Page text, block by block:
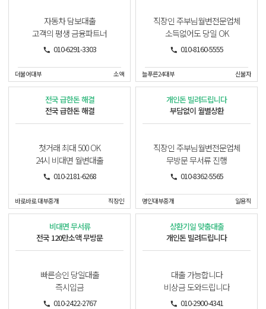
자동차 담보대출
고객의 평생 금융파트너
010-6291-3303
더불어대부 소액
직장인 주부님월변전문업체
소득없어도 당일 OK
010-8160-5555
늘푸른24대부 신불자
전국 급한돈 해결
전국 급한돈 해결
첫거래 최대 500 OK
24시 비대면 월변대출
010-2181-6268
바로바로 대부중개 직장인
개인돈 빌려드립니다
부담없이 월별상환
직장인 주부님월변전문업체
무방문 무서류 진행
010-8362-5565
명인대부중개 일용직
비대면 무서류
전국 120만소액 무방문
빠른승인 당일대출
즉시입금
010-2422-2767
상환기일 맞춤대출
개인돈 빌려드립니다
대출 가능합니다
비상금 도와드립니다
010-2900-4341